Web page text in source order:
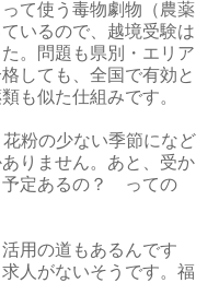
て使う毒物劇物（農薬
いるので、越境受験は
。問題も県別・エリア
しても、全国で有効と
も似た仕組みです。
粉の少ない季節になど
りません。あと、受か
予定あるの？ っての
用の道もあるんです
人がないそうです。福